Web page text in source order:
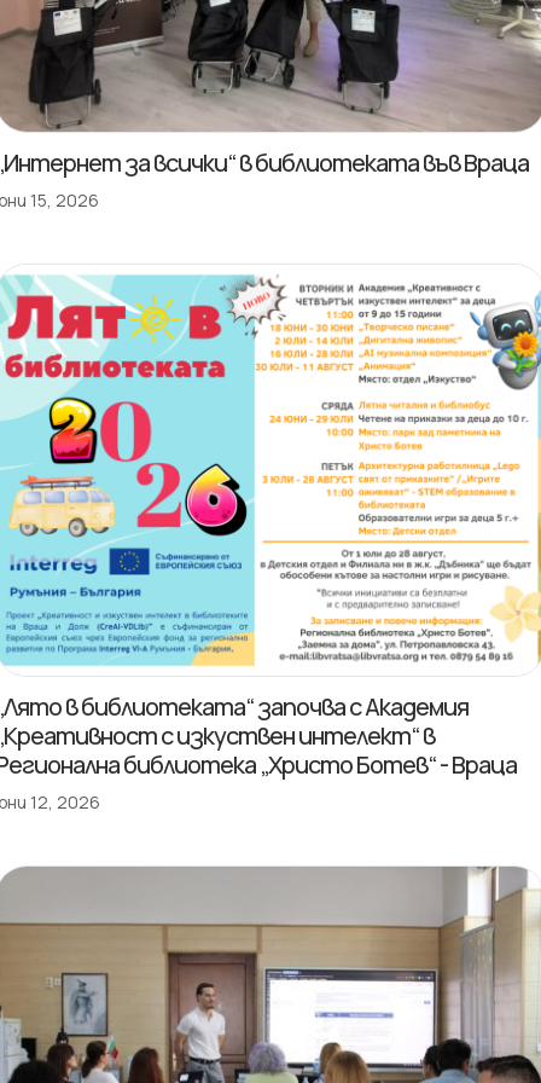
за всички“ в библиотеката във Враца
15, 2026
в библиотеката“ започва с Академия
с изкуствен интелект“ в
библиотека „Христо Ботев“ - Враца
12, 2026